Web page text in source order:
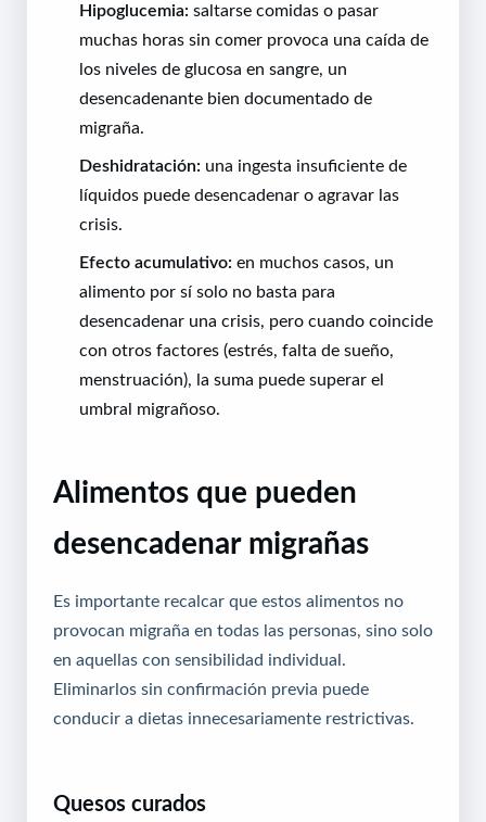
Hipoglucemia: saltarse comidas o pasar
muchas horas sin comer provoca una caída de
los niveles de glucosa en sangre, un
desencadenante bien documentado de
migraña.
Deshidratación: una ingesta insuficiente de
líquidos puede desencadenar o agravar las
crisis.
Efecto acumulativo: en muchos casos, un
alimento por sí solo no basta para
desencadenar una crisis, pero cuando coincide
con otros factores (estrés, falta de sueño,
menstruación), la suma puede superar el
umbral migrañoso.
Alimentos que pueden
desencadenar migrañas
Es importante recalcar que estos alimentos no
provocan migraña en todas las personas, sino solo
en aquellas con sensibilidad individual.
Eliminarlos sin confirmación previa puede
conducir a dietas innecesariamente restrictivas.
Quesos curados